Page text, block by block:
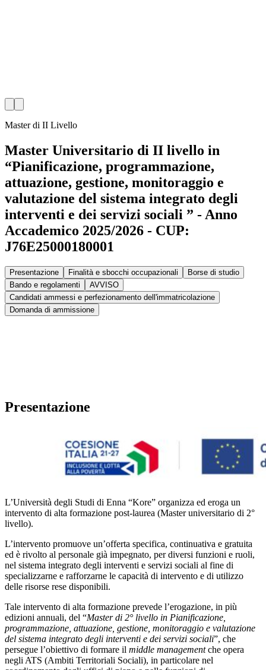
Master di II Livello
Master Universitario di II livello in
“Pianificazione, programmazione,
attuazione, gestione, monitoraggio e
valutazione del sistema integrato degli
interventi e dei servizi sociali ” - Anno
Accademico 2025/2026 - CUP:
J76E25000180001
Presentazione Finalità e sbocchi occupazionali
Borse di studio
Bando e regolamenti
AVVISO
Candidati ammessi e perfezionamento dell'immatricolazione
Domanda di ammissione
Presentazione
L’Università degli Studi di Enna “Kore” organizza ed eroga un
intervento di alta formazione post-laurea (Master universitario di 2°
livello).
L’intervento promuove un’offerta specifica, continuativa e gratuita
ed è rivolto al personale già impegnato, per diversi funzioni e ruoli,
nel sistema integrato degli interventi e servizi sociali al fine di
specializzarne e rafforzarne le capacità di intervento e di utilizzo
delle risorse rese disponibili.
Tale intervento di alta formazione prevede l’erogazione, in più
edizioni annuali, del “Master di 2° livello in Pianificazione,
programmazione, attuazione, gestione, monitoraggio e valutazione
del sistema integrato degli interventi e dei servizi sociali”, che
persegue l’obiettivo di formare il middle managementche opera
negli ATS (Ambiti Territoriali Sociali), in particolare nel